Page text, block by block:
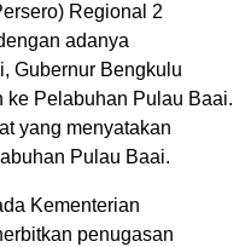
Regional 2
adanya
Gubernur Bengkulu
ke Pelabuhan Pulau Baai.
yang menyatakan
Pulau Baai.
Kementerian
penugasan